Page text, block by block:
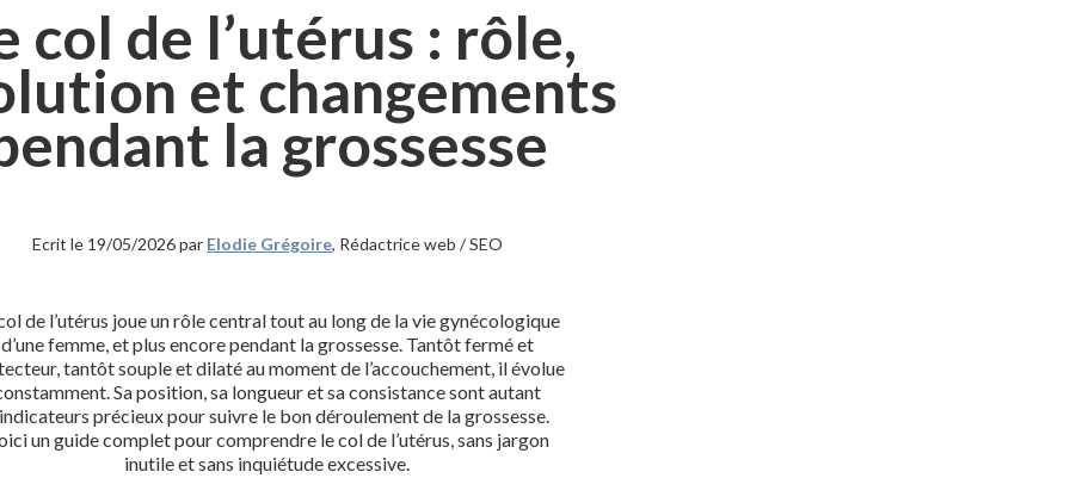
col de l’utérus : rôle,
et changements
la grossesse
Ecrit le 19/05/2026 par Elodie Grégoire, Rédactrice web / SEO
de l’utérus joue un rôle central tout au long de la vie gynécologique
d’une femme, et plus encore pendant la grossesse. Tantôt fermé et
tantôt souple et dilaté au moment de l’accouchement, il évolue
Sa position, sa longueur et sa consistance sont autant
précieux pour suivre le bon déroulement de la grossesse.
un guide complet pour comprendre le col de l’utérus, sans jargon
inutile et sans inquiétude excessive.